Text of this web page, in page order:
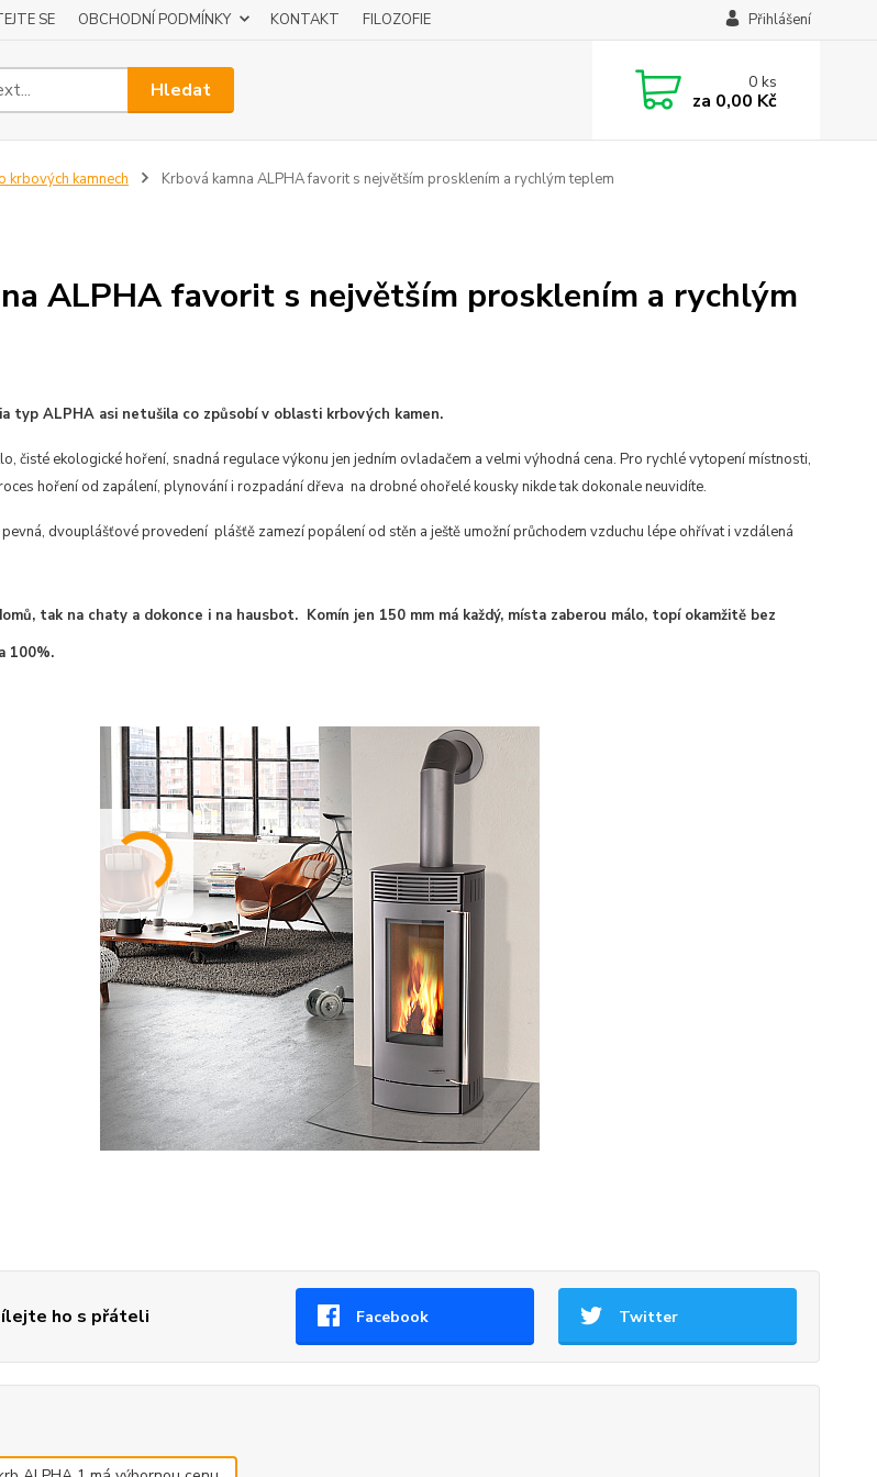
SE OBCHODNÍ PODMÍNKY KONTAKT FILOZOFIE Přihlášení
Hledat 0ks
za 0,00 Kč
krbových kamnech Krbová kamna ALPHA favorit s největším prosklením a rychlým teplem
ALPHA favorit s největším prosklením a rychlým
typ ALPHA asi netušila co způsobí v oblasti krbových kamen.
čisté ekologické hoření, snadná regulace výkonu jen jedním ovladačem a velmi výhodná cena. Pro rychlé vytopení místnosti,
hoření od zapálení, plynování i rozpadání dřeva na drobné ohořelé kousky nikde tak dokonale neuvidíte.
dvouplášťové provedení plášťě zamezí popálení od stěn a ještě umožní průchodem vzduchu lépe ohřívat i vzdálená
tak na chaty a dokonce i na hausbot. Komín jen 150 mm má každý, místa zaberou málo, topí okamžitě bez
100%.
ho s přáteli Facebook Twitter